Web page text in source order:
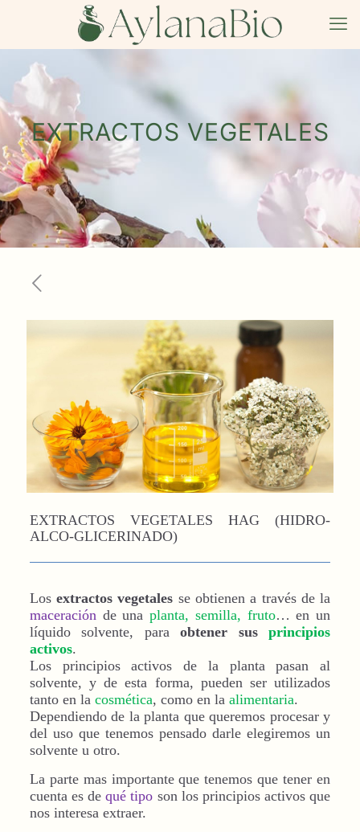
EXTRACTOS VEGETALES
EXTRACTOS VEGETALES HAG (HIDRO-
ALCO-GLICERINADO)
Losextractos vegetales se obtienen a través de la
maceración de unaplanta, semilla, fruto… en un
líquido solvente, paraobtener susprincipios
activos.
Los principios activos de la planta pasan al
solvente, y de esta forma, pueden ser utilizados
tanto en la cosmética, como en la alimentaria.
Dependiendo de la planta que queremos procesar y
del uso que tenemos pensado darle elegiremos un
solvente u otro.
La parte mas importante que tenemos que tener en
cuenta es dequé tipo son los principios activos que
nos interesa extraer.